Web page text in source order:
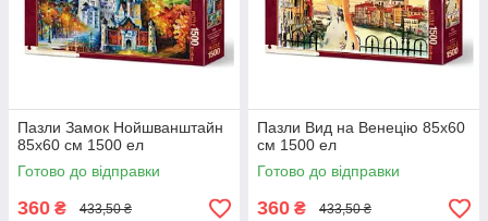
Пазли Замок Нойшванштайн
85х60 см 1500 ел
Готово до відправки
360 ₴ 433,50 ₴
Пазли Вид на Венецію 85х60
см 1500 ел
Готово до відправки
360 ₴ 433,50 ₴